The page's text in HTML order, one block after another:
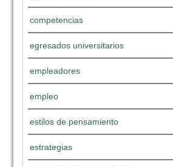
competencias
egresados universitarios
empleadores
empleo
estilos de pensamiento
estrategias